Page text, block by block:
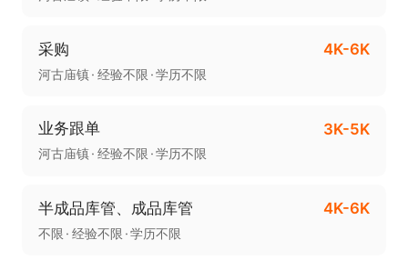
采购 4K-6K
河古庙镇 经验不限 学历不限
业务跟单 3K-5K
河古庙镇 经验不限 学历不限
半成品库管、成品库管 4K-6K
不限 经验不限 学历不限